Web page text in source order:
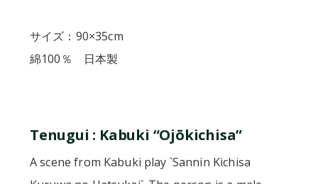
サイズ：90×35cm
綿100％ 日本製
Tenugui : Kabuki “Ojōkichisa”
A scene from Kabuki play `Sannin Kichisa